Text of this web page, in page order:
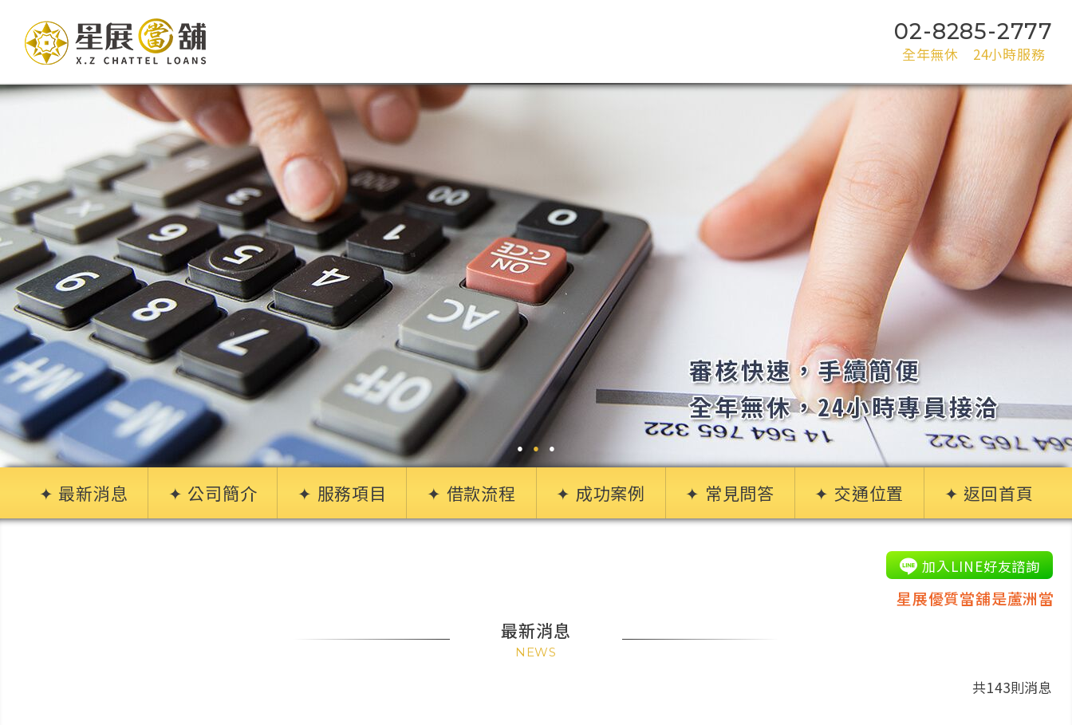
02-8285-2777
全年無休 24小時服務
● ● ●
✦ 最新消息 ✦ 公司簡介 ✦ 服務項目
房地融資代辦
✦ 借款流程 ✦ 成功案例 ✦ 常見問答 ✦ 交通位置 ✦ 返回首頁
加入LINE好友諮詢
星展優質當舖是蘆洲當舖最便宜，專
最新消息
NEWS
共143則消息
02-8285-2777
全年無休 24小時服務